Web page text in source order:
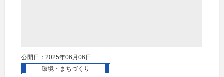
公開日：2025年06月06日
環境・まちづくり